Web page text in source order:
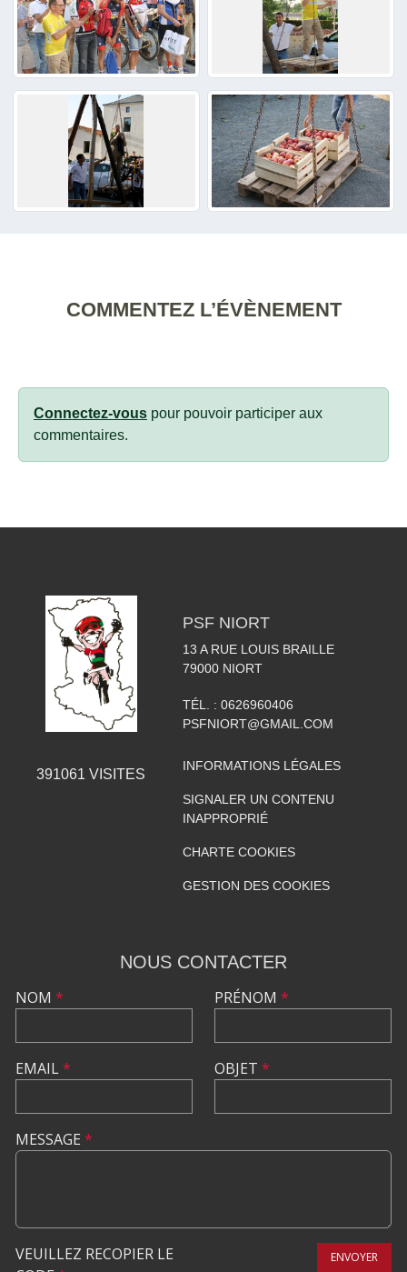
COMMENTEZ L’ÉVÈNEMENT
Connectez-vous pour pouvoir participer aux
commentaires.
391061 VISITES
PSF NIORT
13 A RUE LOUIS BRAILLE
79000 NIORT
TÉL. : 0626960406
PSFNIORT@GMAIL.COM
INFORMATIONS LÉGALES
SIGNALER UN CONTENU
INAPPROPRIÉ
CHARTE COOKIES
GESTION DES COOKIES
NOUS CONTACTER
NOM *
EMAIL*
PRÉNOM *
OBJET *
MESSAGE *
VEUILLEZ RECOPIER LE
ENVOYER